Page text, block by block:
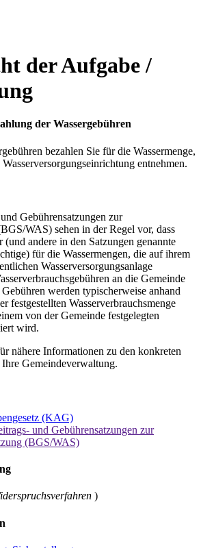
der Aufgabe /
der Wassergebühren
bezahlen Sie für die Wassermenge,
entnehmen.
Gebührensatzungen zur
WAS) sehen in der Regel vor, dass
(und andere in den Satzungen genannte
für die Wassermengen, die auf ihrem
Wasserversorgungsanlage
an die Gemeinde
werden typischerweise anhand
festgestellten Wasserverbrauchsmenge
von der Gemeinde festgelegten
wird.
nähere Informationen zu den konkreten
Gemeindeverwaltung.
(KAG)
und Gebührensatzungen zur
(BGS/WAS)
)